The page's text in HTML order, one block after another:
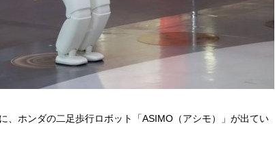
、ホンダの二足歩行ロボット「ASIMO（アシモ）」が出てい